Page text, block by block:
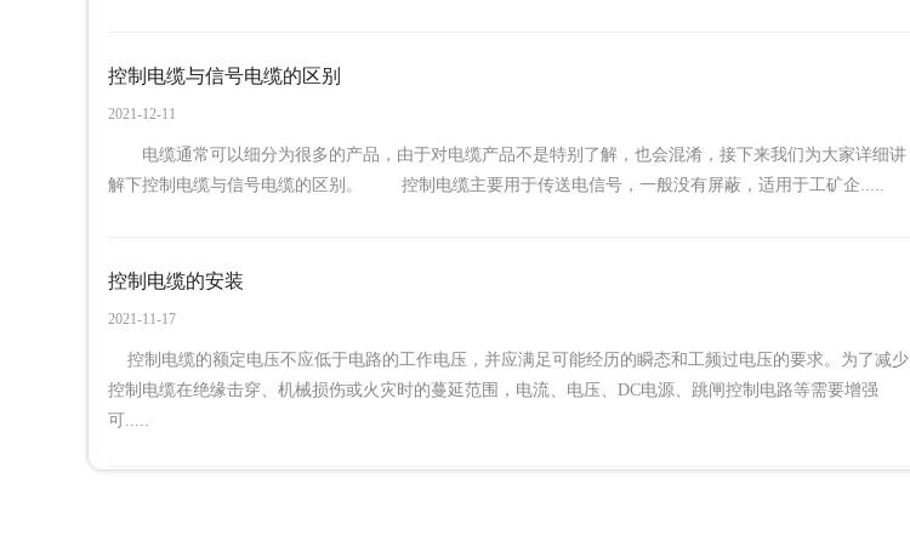
控制电缆​与信号电缆的区别
2021-12-11
电缆通常可以细分为很多的产品，由于对电缆产品不是特别了解，也会混淆，接下来我们为大家详细讲
解下控制电缆与信号电缆的区别。 控制电缆主要用于传送电信号，一般没有屏蔽，适用于工矿企.....
控制电缆的安装
2021-11-17
控制电缆的额定电压不应低于电路的工作电压，并应满足可能经历的瞬态和工频过电压的要求。为了减少
控制电缆在绝缘击穿、机械损伤或火灾时的蔓延范围，电流、电压、DC电源、跳闸控制电路等需要增强
可.....